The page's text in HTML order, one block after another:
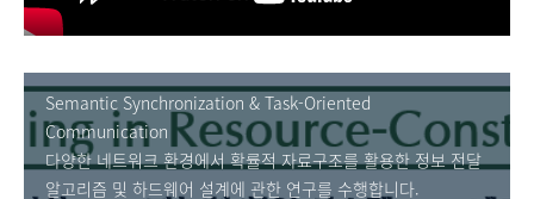
Semantic Synchronization & Task-Oriented
Communication
다양한 네트워크 환경에서 확률적 자료구조를 활용한 정보 전달
알고리즘 및 하드웨어 설계에 관한 연구를 수행합니다.